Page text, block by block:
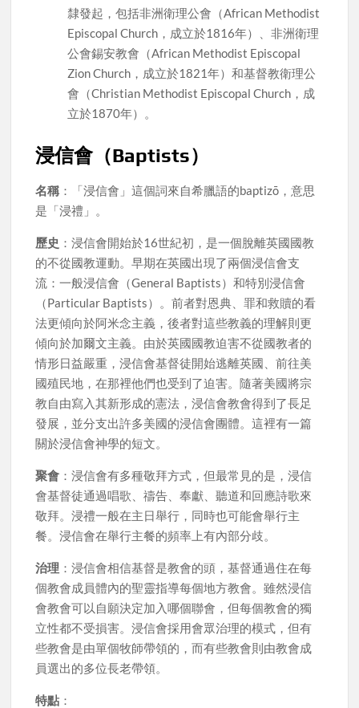
隸發起，包括非洲衛理公會（African Methodist
Episcopal Church，成立於1816年）、非洲衛理
公會錫安教會（African Methodist Episcopal
Zion Church，成立於1821年）和基督教衛理公
會（Christian Methodist Episcopal Church，成
立於1870年）。
浸信會（Baptists）
名稱 ：「浸信會」這個詞來自希臘語的baptizō，意思
是「浸禮」。
歷史 ：浸信會開始於16世紀初，是一個脫離英國國教
的不從國教運動。早期在英國出現了兩個浸信會支
流：一般浸信會（General Baptists）和特別浸信會
（Particular Baptists）。前者對恩典、罪和救贖的看
法更傾向於阿米念主義，後者對這些教義的理解則更
傾向於加爾文主義。由於英國國教迫害不從國教者的
情形日益嚴重，浸信會基督徒開始逃離英國、前往美
國殖民地，在那裡他們也受到了迫害。隨著美國將宗
教自由寫入其新形成的憲法，浸信會教會得到了長足
發展，並分支出許多美國的浸信會團體。這裡有一篇
關於浸信會神學的短文。
聚會 ：浸信會有多種敬拜方式，但最常見的是，浸信
會基督徒通過唱歌、禱告、奉獻、聽道和回應詩歌來
敬拜。浸禮一般在主日舉行，同時也可能會舉行主
餐。浸信會在舉行主餐的頻率上有內部分歧。
治理 ：浸信會相信基督是教會的頭，基督通過住在每
個教會成員體內的聖靈指導每個地方教會。雖然浸信
會教會可以自願決定加入哪個聯會，但每個教會的獨
立性都不受損害。浸信會採用會眾治理的模式，但有
些教會是由單個牧師帶領的，而有些教會則由教會成
員選出的多位長老帶領。
特點 ：